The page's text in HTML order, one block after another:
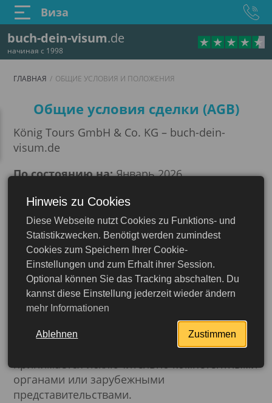
buch-dein-visum.de
начиная с 1998
Виза
ГЛАВНАЯ ОБЩИЕ УСЛОВИЯ И ПОЛОЖЕНИЯ
Общие условия и
Общие условия сделки (AGB)
König Tours GmbH & Co. KG – buch-dein-
visum.de
По состоянию на:Январь 2026
Наша философия
Компания König Tours GmbH & Co. KG
помогает своим клиентам в получении виз и
документов, связанных с въездом.
Предлагаемые услуги включают
исключительно организационную,
формальную и содержательную поддержку в
рамках соответствующей процедуры
заявления.
Решение о выдаче или отказе в визе
принимается исключительно компетентными
органами или зарубежными
представительствами.
Hinweis zu Cookies
Diese Webseite nutzt Cookies zu Funktions- und
Statistikzwecken. Benötigt werden zumindest
Cookies zum Speichern Ihrer Cookie-
Einstellungen und zum Erhalt ihrer Session.
Optional können Sie das Tracking abschalten. Du
kannst diese Einstellung jederzeit wieder ändern
mehr Informationen
Ablehnen Zustimmen